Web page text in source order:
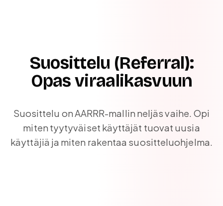
Suosittelu (Referral):
Opas viraalikasvuun
Suosittelu on AARRR-mallin neljäs vaihe. Opi
miten tyytyväiset käyttäjät tuovat uusia
käyttäjiä ja miten rakentaa suositteluohjelma.